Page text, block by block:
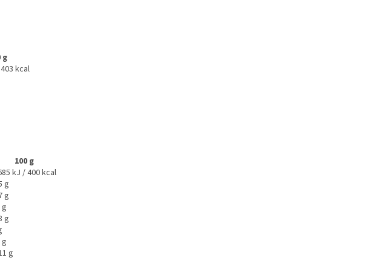
g
kcal
100 g
kJ / 400 kcal
g
g
g
g
g